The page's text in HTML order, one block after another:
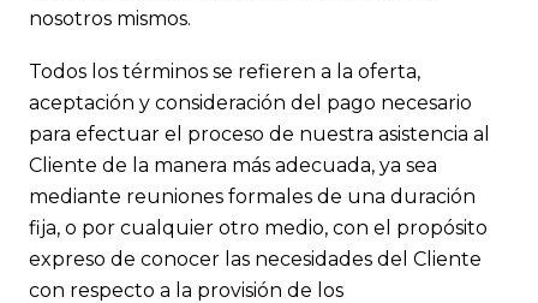
nosotros mismos.
Todos los términos se refieren a la oferta,
aceptación y consideración del pago necesario
para efectuar el proceso de nuestra asistencia al
Cliente de la manera más adecuada, ya sea
mediante reuniones formales de una duración
fija, o por cualquier otro medio, con el propósito
expreso de conocer las necesidades del Cliente
con respecto a la provisión de los